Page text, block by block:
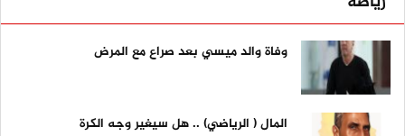
وفاة والد ميسي بعد صراع مع المرض
المال ( الرياضي) .. هل سيغير وجه الكرة